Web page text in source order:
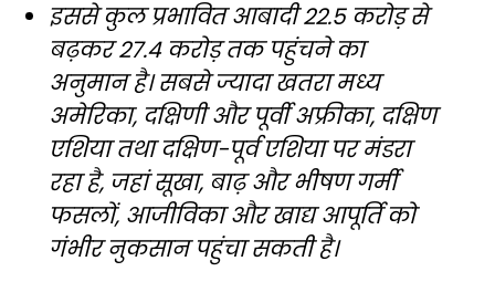
इससे कुल प्रभावित आबादी 22.5 करोड़ से
बढ़कर 27.4 करोड़ तक पहुंचने का
अनुमान है। सबसे ज्यादा खतरा मध्य
अमेरिका, दक्षिणी और पूर्वी अफ्रीका, दक्षिण
एशिया तथा दक्षिण-पूर्व एशिया पर मंडरा
रहा है, जहां सूखा, बाढ़ और भीषण गर्मी
फसलों, आजीविका और खाद्य आपूर्ति को
गंभीर नुकसान पहुंचा सकती है।